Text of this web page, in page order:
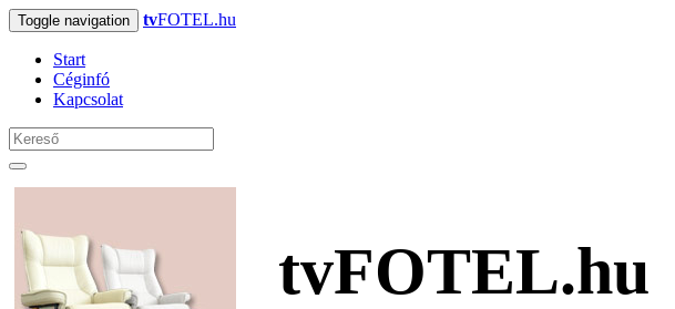
Toggle navigation tvFOTEL.hu
Start
Céginfó
Kapcsolat
tvFOTEL.hu